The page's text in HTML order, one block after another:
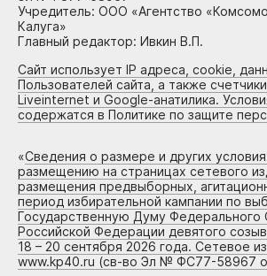
Учредитель: ООО «Агентство
Калуга»
Главный редактор: Ивкин В.П.
Сайт использует IP адреса, cookie,
Пользователей сайта, а также
Liveinternet и Google-анатилика.
содержатся в Политике по защите
«Сведения о размере и других
размещению на страницах сетевого
размещения предвыборных,
период избирательной кампании по
Государственную Думу Федерального
Российской Федерации девятого
18 – 20 сентября 2026 года. Сетевое
www.kp40.ru (св-во Эл № ФС77-58967